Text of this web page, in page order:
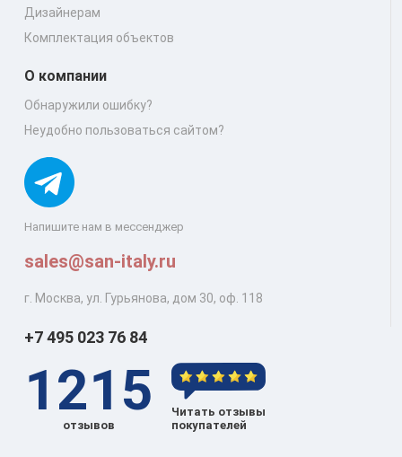
Напишите нам в мессенджер
sales@san-italy.ru
г. Москва, ул. Гурьянова, дом 30, оф. 118
Дизайнерам
Комплектация объектов
О компании
Обнаружили ошибку?
Неудобно пользоваться сайтом?
+7 495 023 76 84
1215
отзывов
Читать отзывы
покупателей